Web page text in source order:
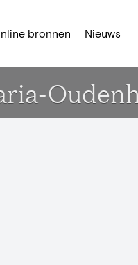
bronnen Nieuws